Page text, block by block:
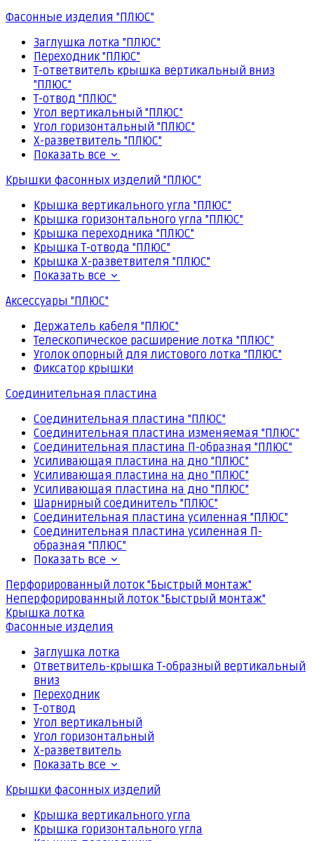
Фасонные изделия "ПЛЮС"
Заглушка лотка "ПЛЮС"
Переходник "ПЛЮС"
Т-ответвитель крышка вертикальный вниз
"ПЛЮС"
Т-отвод "ПЛЮС"
Угол вертикальный "ПЛЮС"
Угол горизонтальный "ПЛЮС"
Х-разветвитель "ПЛЮС"
Показать все
Крышки фасонных изделий "ПЛЮС"
Крышка вертикального угла "ПЛЮС"
Крышка горизонтального угла "ПЛЮС"
Крышка переходника "ПЛЮС"
Крышка Т-отвода "ПЛЮС"
Крышка Х-разветвителя "ПЛЮС"
Показать все
Аксессуары "ПЛЮС"
Держатель кабеля "ПЛЮС"
Телескопическое расширение лотка "ПЛЮС"
Уголок опорный для листового лотка "ПЛЮС"
Фиксатор крышки
Соединительная пластина
Соединительная пластина "ПЛЮС"
Соединительная пластина изменяемая "ПЛЮС"
Соединительная пластина П-образная "ПЛЮС"
Усиливающая пластина на дно "ПЛЮС"
Усиливающая пластина на дно "ПЛЮС"
Усиливающая пластина на дно "ПЛЮС"
Шарнирный соединитель "ПЛЮС"
Соединительная пластина усиленная "ПЛЮС"
Соединительная пластина усиленная П-
образная "ПЛЮС"
Показать все
Перфорированный лоток "Быстрый монтаж"
Неперфорированный лоток "Быстрый монтаж"
Крышка лотка
Фасонные изделия
Заглушка лотка
Ответвитель-крышка Т-образный вертикальный
вниз
Переходник
Т-отвод
Угол вертикальный
Угол горизонтальный
Х-разветвитель
Показать все
Крышки фасонных изделий
Крышка вертикального угла
Крышка горизонтального угла